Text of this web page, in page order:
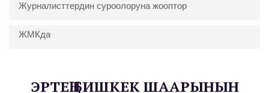
Журналисттердин суроолоруна жооптор
ЖМКда
ЭРТЕҢ БИШКЕК ШААРЫНЫН